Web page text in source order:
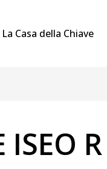
Casa della Chiave
ISEO R